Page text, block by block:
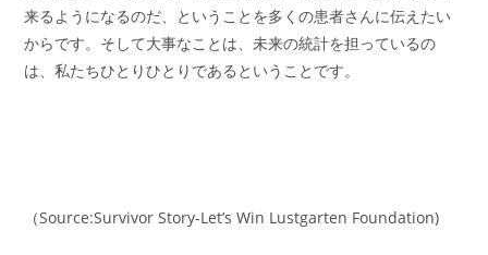
来るようになるのだ、ということを多くの患者さんに伝えたい
からです。そして大事なことは、未来の統計を担っているの
は、私たちひとりひとりであるということです。
（Source:Survivor Story-Let’s Win Lustgarten Foundation)